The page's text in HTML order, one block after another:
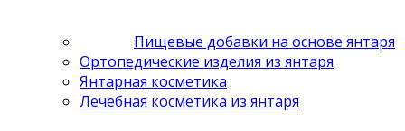
Пищевые добавки на основе янтаря
Ортопедические изделия из янтаря
Янтарная косметика
Лечебная косметика из янтаря